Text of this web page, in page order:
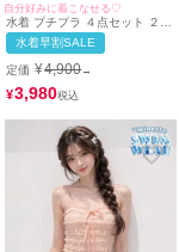
自分好みに着こなせる♡
水着 プチプラ ４点セット ２
way セット 紐ビキニ カジュア
ル 脚カバー クール 袖あり ス
カートタイプ 洋服みたいな 黒
ブラック ビキニ (みのり着用/M
サイズ対応) | myMinette/マイ
ミネット
水着早割SALE
定価 ¥4,900→
¥3,980